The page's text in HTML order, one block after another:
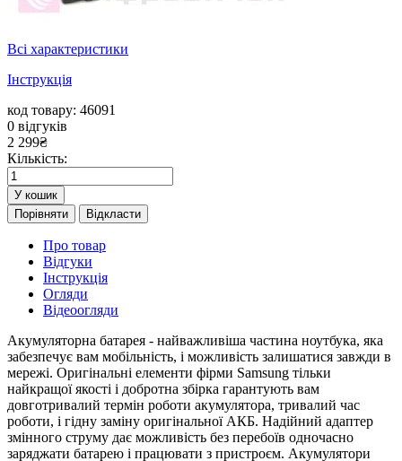
Всі характеристики
Інструкція
код товару: 46091
0 відгуків
2 299₴
Кількість:
У кошик
Порівняти
Відкласти
Про товар
Відгуки
Інструкція
Огляди
Відеоогляди
Акумуляторна батарея - найважливіша частина ноутбука, яка
забезпечує вам мобільність, і можливість залишатися завжди в
мережі. Оригінальні елементи фірми Samsung тільки
найкращої якості і добротна збірка гарантують вам
довготривалий термін роботи акумулятора, тривалий час
роботи, і гідну заміну оригінальної АКБ. Надійний адаптер
змінного струму дає можливість без перебоїв одночасно
заряджати батарею і працювати з пристроєм. Акумулятори